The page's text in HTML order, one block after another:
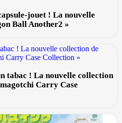
jouet ! La nouvelle
Ball Another2 »
tabac ! La nouvelle collection
Carry Case